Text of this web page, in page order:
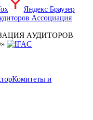
Яндекс Браузер
АУДИТОРОВ
Комитеты и